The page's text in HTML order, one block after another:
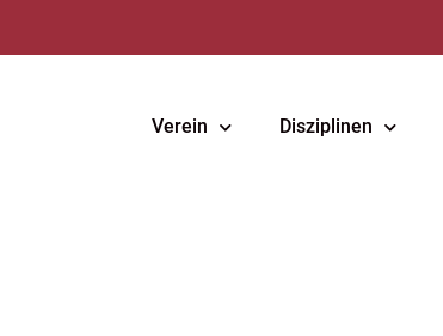
Verein Disziplinen